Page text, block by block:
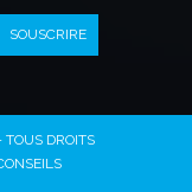
DROITS